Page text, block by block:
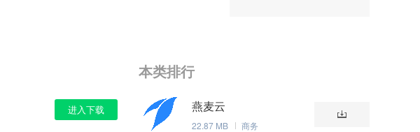
进入下载
本类排行
燕麦云
22.87 MB 商务